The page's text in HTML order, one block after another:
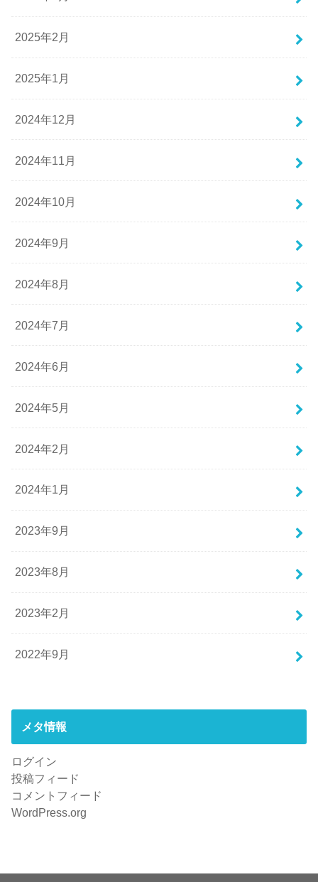
2025年2月
2025年1月
2024年12月
2024年11月
2024年10月
2024年9月
2024年8月
2024年7月
2024年6月
2024年5月
2024年2月
2024年1月
2023年9月
2023年8月
2023年2月
2022年9月
メタ情報
ログイン
投稿フィード
コメントフィード
WordPress.org